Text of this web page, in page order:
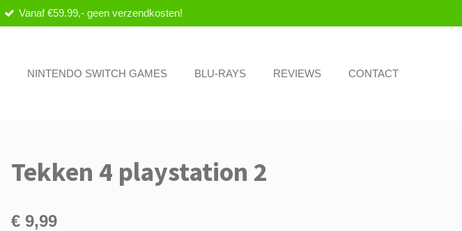
Vanaf €59.99,- geen verzendkosten!
NINTENDO SWITCH GAMES BLU-RAYS REVIEWS CONTACT
Tekken 4 playstation 2
€ 9,99